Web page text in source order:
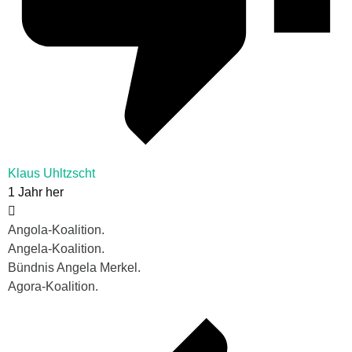
Klaus Uhltzscht
1 Jahr her
Angola-Koalition.
Angela-Koalition.
Bündnis Angela Merkel.
Agora-Koalition.